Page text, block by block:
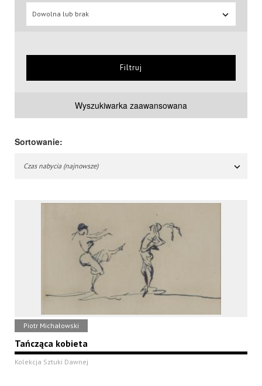
Dowolna lub brak
Filtruj
Wyszukiwarka zaawansowana
Sortowanie:
Czas nabycia (najnowsze)
Piotr Michałowski
Tańcząca kobieta
Kolekcja Sztuki Dawnej